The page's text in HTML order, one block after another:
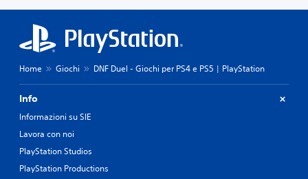
Home Giochi DNF Duel - Giochi per PS4 e PS5 | PlayStation
Info
Informazioni su SIE
Lavora con noi
PlayStation Studios
PlayStation Productions